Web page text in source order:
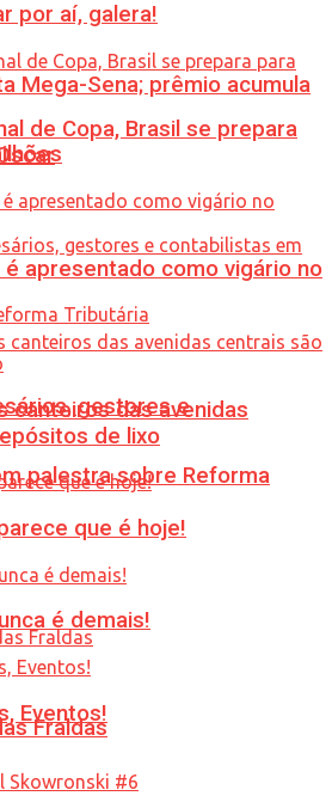
Mega-Sena; prêmio acumula
gestores e
palestra sobre Reforma
Fraldas
por aí, galera!
de Copa, Brasil se prepara
é apresentado como vigário no
canteiros das avenidas
de lixo
que é hoje!
é demais!
Eventos!